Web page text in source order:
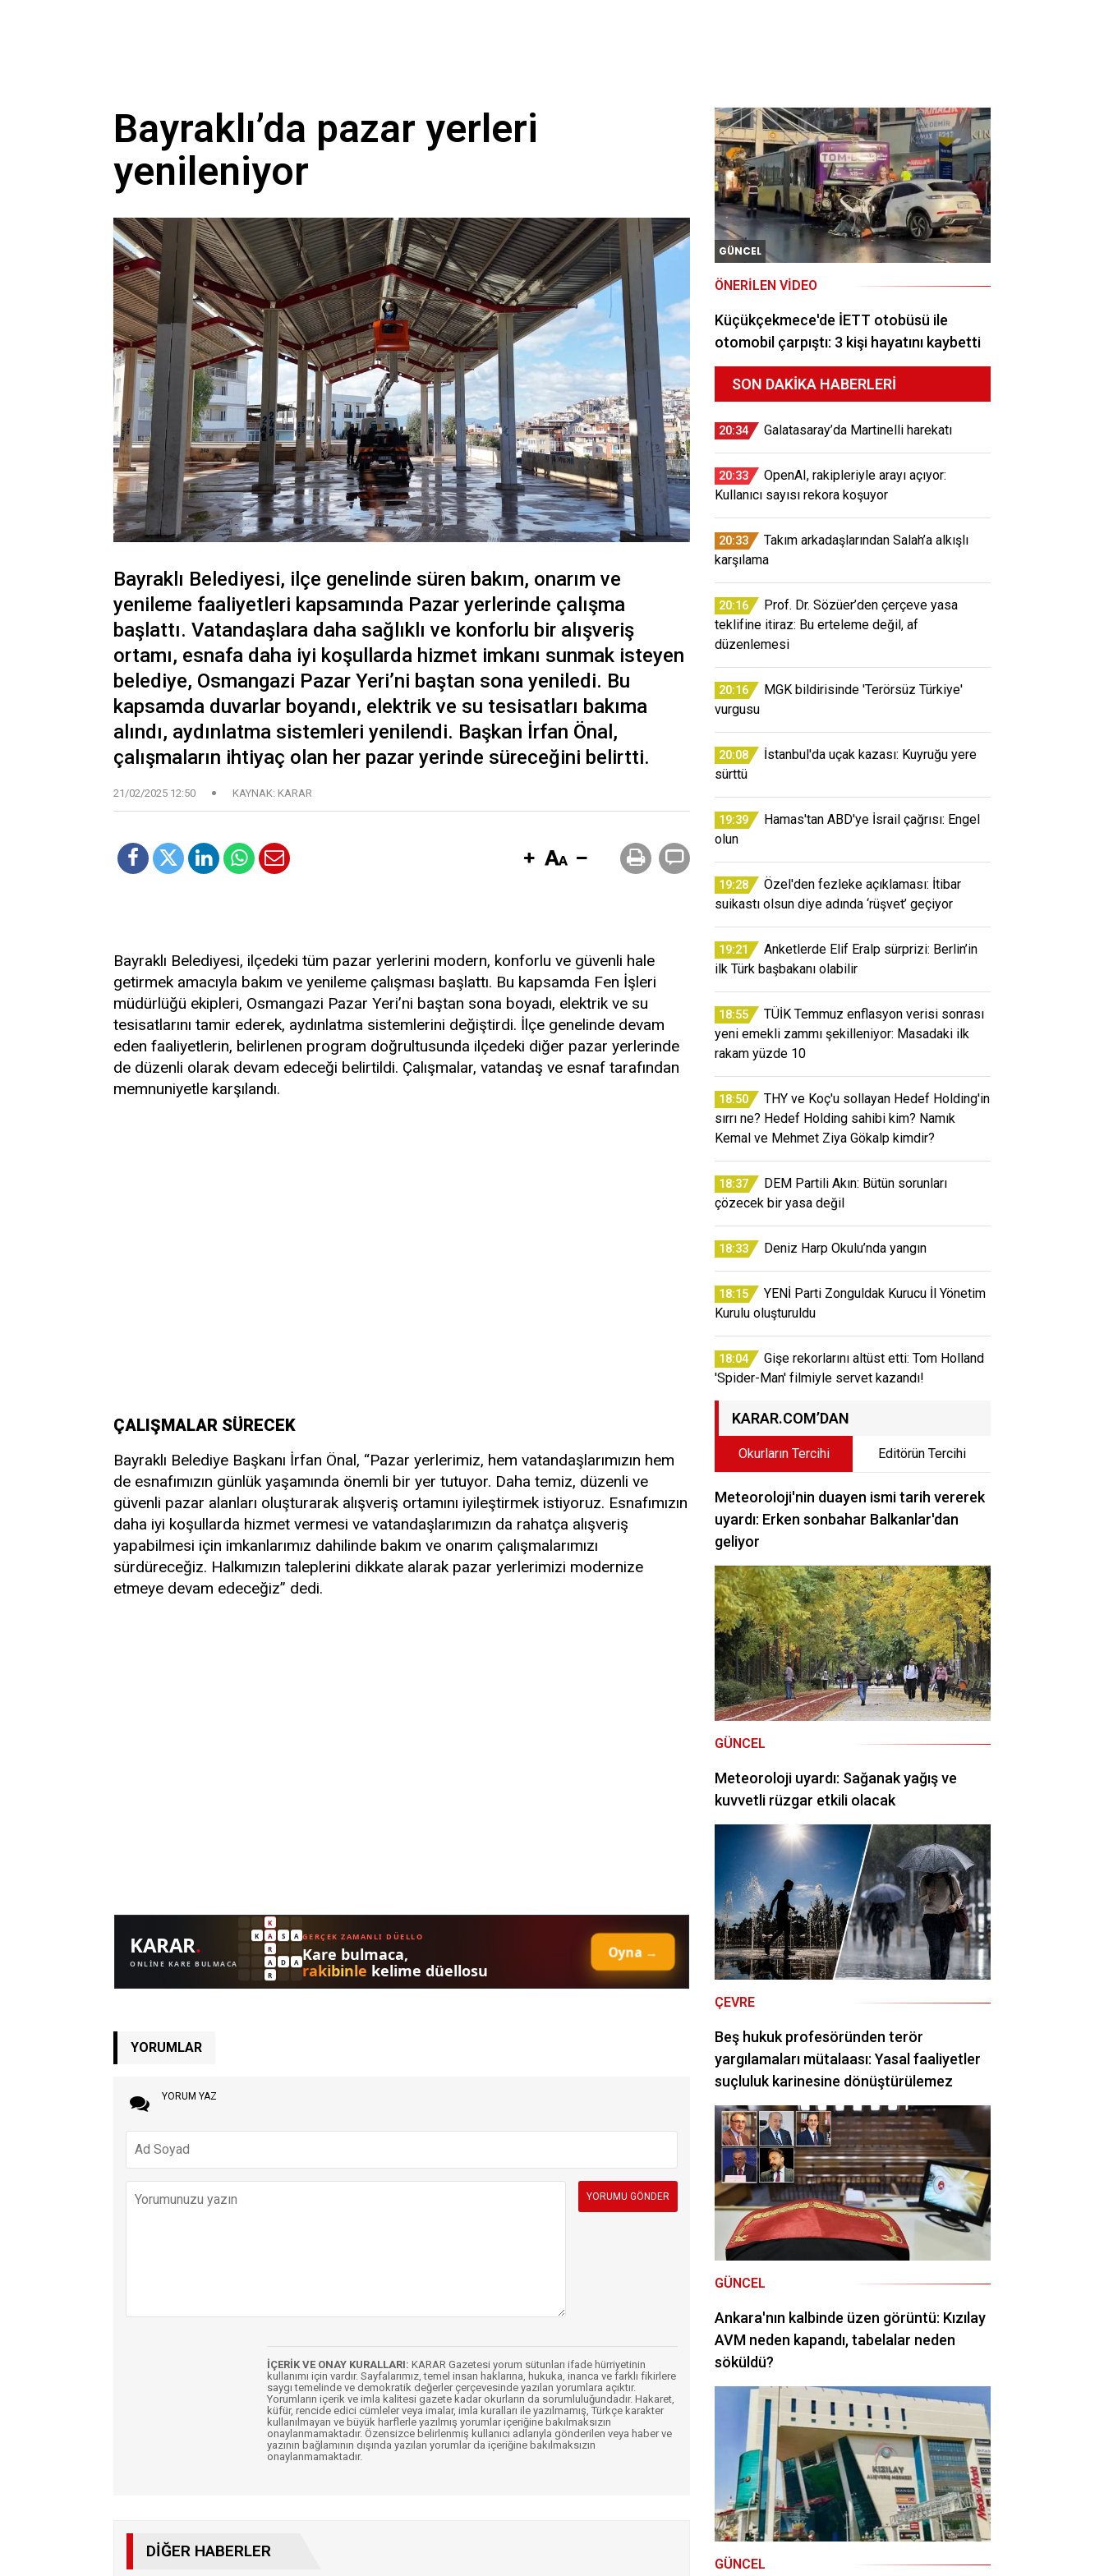
Bayraklı’da pazar yerleri
yenileniyor
Bayraklı Belediyesi, ilçe genelinde süren bakım, onarım ve
yenileme faaliyetleri kapsamında Pazar yerlerinde çalışma
başlattı. Vatandaşlara daha sağlıklı ve konforlu bir alışveriş
ortamı, esnafa daha iyi koşullarda hizmet imkanı sunmak isteyen
belediye, Osmangazi Pazar Yeri’ni baştan sona yeniledi. Bu
kapsamda duvarlar boyandı, elektrik ve su tesisatları bakıma
alındı, aydınlatma sistemleri yenilendi. Başkan İrfan Önal,
çalışmaların ihtiyaç olan her pazar yerinde süreceğini belirtti.
21/02/2025 12:50 KAYNAK: KARAR
Bayraklı Belediyesi, ilçedeki tüm pazar yerlerini modern, konforlu ve güvenli hale
getirmek amacıyla bakım ve yenileme çalışması başlattı. Bu kapsamda Fen İşleri
müdürlüğü ekipleri, Osmangazi Pazar Yeri’ni baştan sona boyadı, elektrik ve su
tesisatlarını tamir ederek, aydınlatma sistemlerini değiştirdi. İlçe genelinde devam
eden faaliyetlerin, belirlenen program doğrultusunda ilçedeki diğer pazar yerlerinde
de düzenli olarak devam edeceği belirtildi. Çalışmalar, vatandaş ve esnaf tarafından
memnuniyetle karşılandı.
ÇALIŞMALAR SÜRECEK
Bayraklı Belediye Başkanı İrfan Önal, “Pazar yerlerimiz, hem vatandaşlarımızın hem
de esnafımızın günlük yaşamında önemli bir yer tutuyor. Daha temiz, düzenli ve
güvenli pazar alanları oluşturarak alışveriş ortamını iyileştirmek istiyoruz. Esnafımızın
daha iyi koşullarda hizmet vermesi ve vatandaşlarımızın da rahatça alışveriş
yapabilmesi için imkanlarımız dahilinde bakım ve onarım çalışmalarımızı
sürdüreceğiz. Halkımızın taleplerini dikkate alarak pazar yerlerimizi modernize
etmeye devam edeceğiz” dedi.
YORUMLAR
YORUM YAZ
İÇERİK VE ONAY KURALLARI: KARAR Gazetesi yorum sütunları ifade hürriyetinin
kullanımı için vardır. Sayfalarımız, temel insan haklarına, hukuka, inanca ve farklı fikirlere
saygı temelinde ve demokratik değerler çerçevesinde yazılan yorumlara açıktır.
Yorumların içerik ve imla kalitesi gazete kadar okurların da sorumluluğundadır. Hakaret,
küfür, rencide edici cümleler veya imalar, imla kuralları ile yazılmamış, Türkçe karakter
kullanılmayan ve büyük harflerle yazılmış yorumlar içeriğine bakılmaksızın
onaylanmamaktadır. Özensizce belirlenmiş kullanıcı adlarıyla gönderilen veya haber ve
yazının bağlamının dışında yazılan yorumlar da içeriğine bakılmaksızın
onaylanmamaktadır.
DIĞER HABERLER
GÜNCEL
ÖNERILEN VIDEO
Küçükçekmece'de İETT otobüsü ile
otomobil çarpıştı: 3 kişi hayatını kaybetti
SON DAKIKA HABERLERI
20:34 Galatasaray’da Martinelli harekatı
20:33
OpenAI, rakipleriyle arayı açıyor:
Kullanıcı sayısı rekora koşuyor
20:33
Takım arkadaşlarından Salah’a alkışlı
karşılama
20:16
Prof. Dr. Sözüer’den çerçeve yasa
teklifine itiraz: Bu erteleme değil, af
düzenlemesi
20:16
MGK bildirisinde 'Terörsüz Türkiye'
vurgusu
20:08
İstanbul'da uçak kazası: Kuyruğu yere
sürttü
19:39
Hamas'tan ABD'ye İsrail çağrısı: Engel
olun
19:28
Özel'den fezleke açıklaması: İtibar
suikastı olsun diye adında ‘rüşvet’ geçiyor
19:21
Anketlerde Elif Eralp sürprizi: Berlin’in
ilk Türk başbakanı olabilir
18:55
TÜİK Temmuz enflasyon verisi sonrası
yeni emekli zammı şekilleniyor: Masadaki ilk
rakam yüzde 10
18:50
THY ve Koç'u sollayan Hedef Holding'in
sırrı ne? Hedef Holding sahibi kim? Namık
Kemal ve Mehmet Ziya Gökalp kimdir?
18:37
DEM Partili Akın: Bütün sorunları
çözecek bir yasa değil
18:33 Deniz Harp Okulu’nda yangın
18:15
YENİ Parti Zonguldak Kurucu İl Yönetim
Kurulu oluşturuldu
18:04
Gişe rekorlarını altüst etti: Tom Holland
'Spider-Man' filmiyle servet kazandı!
KARAR.COM’DAN
Okurların Tercihi Editörün Tercihi
Meteoroloji'nin duayen ismi tarih vererek
uyardı: Erken sonbahar Balkanlar'dan
geliyor
GÜNCEL
Meteoroloji uyardı: Sağanak yağış ve
kuvvetli rüzgar etkili olacak
ÇEVRE
Beş hukuk profesöründen terör
yargılamaları mütalaası: Yasal faaliyetler
suçluluk karinesine dönüştürülemez
GÜNCEL
Ankara'nın kalbinde üzen görüntü: Kızılay
AVM neden kapandı, tabelalar neden
söküldü?
GÜNCEL